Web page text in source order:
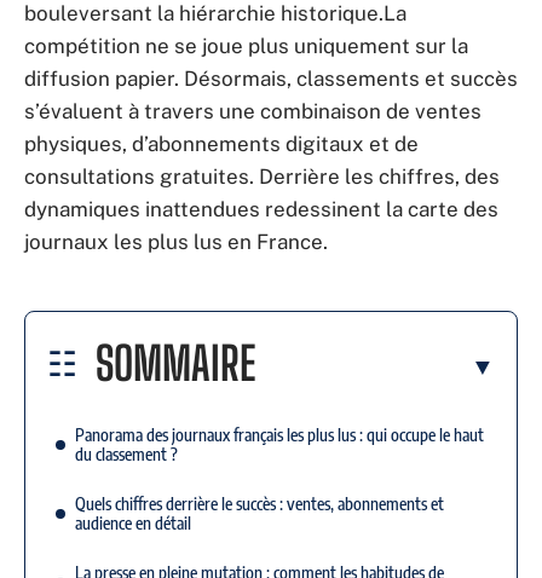
bouleversant la hiérarchie historique.La
compétition ne se joue plus uniquement sur la
diffusion papier. Désormais, classements et succès
s’évaluent à travers une combinaison de ventes
physiques, d’abonnements digitaux et de
consultations gratuites. Derrière les chiffres, des
dynamiques inattendues redessinent la carte des
journaux les plus lus en France.
SOMMAIRE
Panorama des journaux français les plus lus : qui occupe le haut
du classement ?
Quels chiffres derrière le succès : ventes, abonnements et
audience en détail
La presse en pleine mutation : comment les habitudes de